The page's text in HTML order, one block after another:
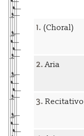
1. (Choral)
2.Aria
3. Recitativo